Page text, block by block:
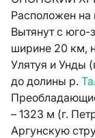
Расположен на
Вытянут с юго-
ширине 20 км,
Улятуя и Унды
до долины р.
– 1323 м (г.
Аргунскую